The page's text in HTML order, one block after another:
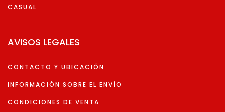
CASUAL
AVISOS LEGALES
CONTACTO Y UBICACIÓN
INFORMACIÓN SOBRE EL ENVÍO
CONDICIONES DE VENTA